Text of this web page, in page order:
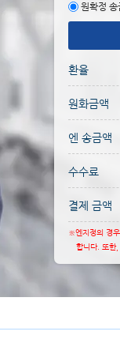
원확정 송
환율
원화금액
엔 송금액
수수료
결제 금액
※엔지정의 경
합니다. 또한